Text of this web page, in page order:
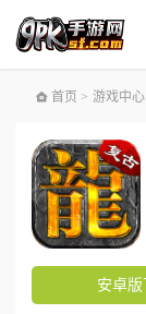
首页 > 游戏中心
安卓